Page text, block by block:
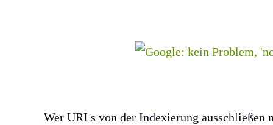
Wer URLs von der Indexierung ausschließen